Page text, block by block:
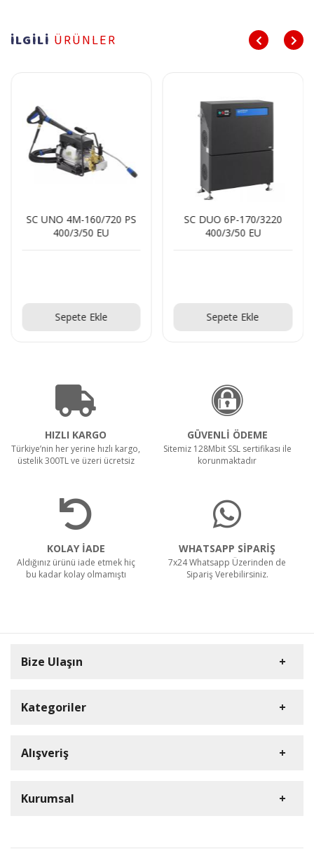
İLGİLİ ÜRÜNLER
SC UNO 4M-160/720 PS
400/3/50 EU
Sepete Ekle
SC DUO 6P-170/3220
400/3/50 EU
Sepete Ekle
HIZLI KARGO
Türkiye’nin her yerine hızlı kargo,
üstelik 300TL ve üzeri ücretsiz
GÜVENLİ ÖDEME
Sitemiz 128Mbit SSL sertifikası ile
korunmaktadır
KOLAY İADE
Aldığınız ürünü iade etmek hiç
bu kadar kolay olmamıştı
WHATSAPP SİPARİŞ
7x24 Whatsapp Üzerinden de
Sipariş Verebilirsiniz.
Bize Ulaşın
0(352) 231 92 94
Kategoriler
Rulopak
Ermop
Alışveriş
Kurumsal